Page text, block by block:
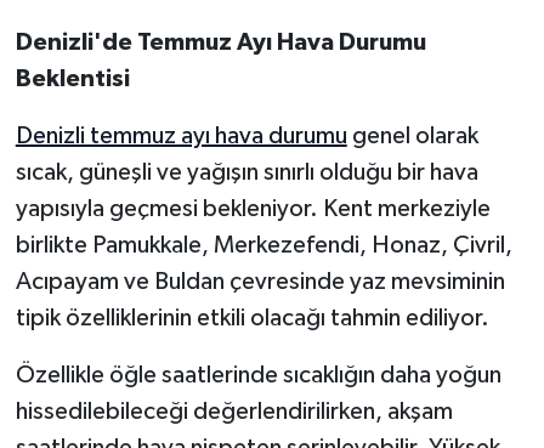
Denizli'de Temmuz Ayı Hava Durumu
Beklentisi
Denizli temmuz ayı hava durumu genel olarak
sıcak, güneşli ve yağışın sınırlı olduğu bir hava
yapısıyla geçmesi bekleniyor. Kent merkeziyle
birlikte Pamukkale, Merkezefendi, Honaz, Çivril,
Acıpayam ve Buldan çevresinde yaz mevsiminin
tipik özelliklerinin etkili olacağı tahmin ediliyor.
Özellikle öğle saatlerinde sıcaklığın daha yoğun
hissedilebileceği değerlendirilirken, akşam